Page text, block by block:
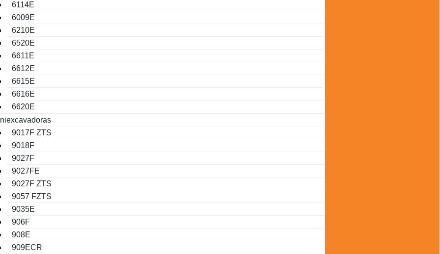
6114E
6009E
6210E
6520E
6611E
6612E
6615E
6616E
6620E
9017F ZTS
9018F
9027F
9027FE
9027F ZTS
9057 FZTS
9035E
906F
908E
909ECR